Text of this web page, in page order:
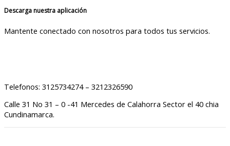
Descarga nuestra aplicación
Mantente conectado con nosotros para todos tus servicios.
Telefonos: 3125734274 – 3212326590
Calle 31 No 31 – 0 -41 Mercedes de Calahorra Sector el 40 chia
Cundinamarca.